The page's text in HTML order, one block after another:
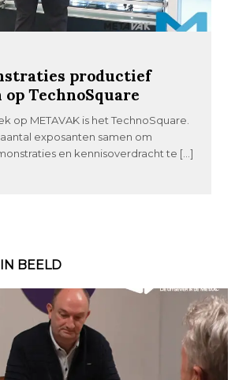
productief
TechnoSquare
op METAVAK is het TechnoSquare.
exposanten samen om
en kennisoverdracht te […]
BEELD